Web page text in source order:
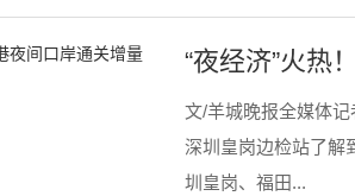
“夜经济”火热
文/羊城晚报全媒体
深圳皇岗边检站了解
圳皇岗、福田...